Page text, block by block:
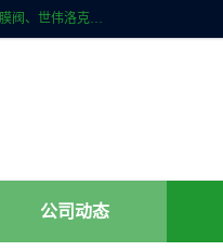
上海牧冶阀门有限公司是国内专业的世伟洛克（Swagelok）直接供应商咨询蔡工，主营世伟洛克球阀、世伟洛克针型阀、世伟洛克隔膜阀、世伟洛克旋塞阀、世伟洛克单向阀、世伟洛克接头、世伟洛克快速接头、世伟洛克卡套管、世伟洛克弯管器、世伟洛克工具等。
公司动态